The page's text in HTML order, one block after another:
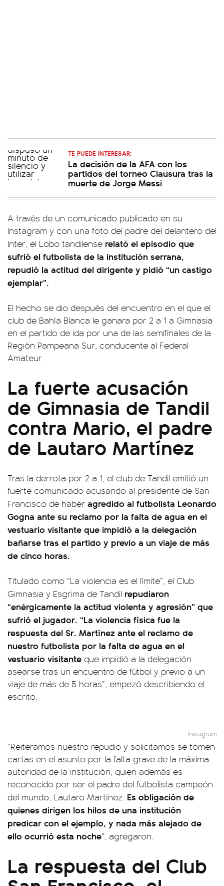
TE PUEDE INTERESAR:
La decisión de la AFA con los
partidos del torneo Clausura tras la
muerte de Jorge Messi
A través de un comunicado publicado en su
Instagram y con una foto del padre del delantero del
Inter, el Lobo tandilense relató el episodio que
sufrió el futbolista de la institución serrana,
repudió la actitud del dirigente y pidió “un castigo
ejemplar”.
El hecho se dio después del encuentro en el que el
club de Bahía Blanca le ganara por 2 a 1 a Gimnasia
en el partido de ida por una de las semifinales de la
Región Pampeana Sur, conducente al Federal
Amateur.
La fuerte acusación
de Gimnasia de Tandil
contra Mario, el padre
de Lautaro Martínez
Tras la derrota por 2 a 1, el club de Tandil emitió un
fuerte comunicado acusando al presidente de San
Francisco de haber agredido al futbolista Leonardo
Gogna ante su reclamo por la falta de agua en el
vestuario visitante que impidió a la delegación
bañarse tras el partido y previo a un viaje de más
de cinco horas.
Titulado como “La violencia es el límite”, el Club
Gimnasia y Esgrima de Tandil repudiaron
“enérgicamente la actitud violenta y agresión” que
sufrió el jugador. “La violencia física fue la
respuesta del Sr. Martínez ante el reclamo de
nuestro futbolista por la falta de agua en el
vestuario visitante que impidió a la delegación
asearse tras un encuentro de fútbol y previo a un
viaje de más de 5 horas”, empezó describiendo el
escrito.
Instagram
“Reiteramos nuestro repudio y solicitamos se tomen
cartas en el asunto por la falta grave de la máxima
autoridad de la institución, quien además es
reconocido por ser el padre del futbolista campeón
del mundo, Lautaro Martínez. Es obligación de
quienes dirigen los hilos de una institución
predicar con el ejemplo, y nada más alejado de
ello ocurrió esta noche”, agregaron.
La respuesta del Club